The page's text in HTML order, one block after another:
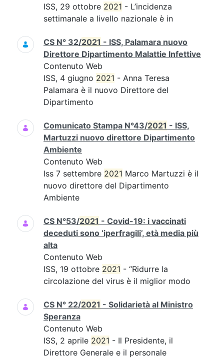
ISS, 29 ottobre 2021 - L’incidenza
settimanale a livello nazionale è in
CS N° 32/2021 - ISS, Palamara nuovo
Direttore Dipartimento Malattie Infettive
Contenuto Web
ISS, 4 giugno 2021 - Anna Teresa
Palamara è il nuovo Direttore del
Dipartimento
Comunicato Stampa N°43/2021 - ISS,
Martuzzi nuovo direttore Dipartimento
Ambiente
Contenuto Web
Iss 7 settembre 2021 Marco Martuzzi è il
nuovo direttore del Dipartimento
Ambiente
CS N°53/2021 - Covid-19: i vaccinati
deceduti sono ‘iperfragili’, età media più
alta
Contenuto Web
ISS, 19 ottobre 2021 - “Ridurre la
circolazione del virus è il miglior modo
CS N° 22/2021 - Solidarietà al Ministro
Speranza
Contenuto Web
ISS, 2 aprile 2021 - Il Presidente, il
Direttore Generale e il personale